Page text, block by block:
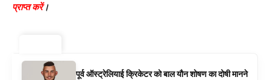
प्राप्त करें।
पूर्व ऑस्ट्रेलियाई क्रिकेटर को बाल यौन शोषण का दोषी मानने